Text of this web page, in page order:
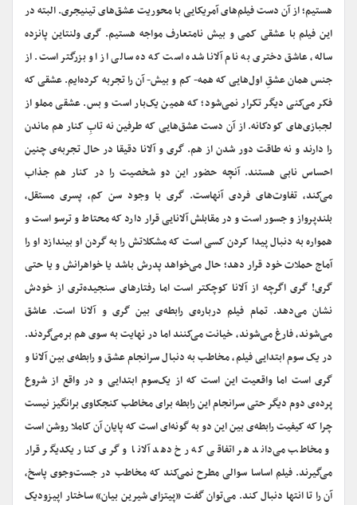
هستیم؛ از آن دست فیلم‌های آمریکایی با محوریت عشق‌های تینیجری. البته در
این فیلم با عشقی کمی و بیش نامتعارف مواجه هستیم. گری ولنتاین پانزده
ساله، عاشق دختری به نام آلانا شده است که ده سالی از او بزرگتر است. از
جنس همان عشقِ اول‌هایی که همه- کم و بیش- آن را تجربه کرده‌ایم. عشقی که
فکر می‌کنی دیگر تکرار نمی‌شود؛ که همین یک‌بار است و بس. عشقی مملو از
لجبازی‌های کودکانه. از آن دست عشق‌هایی که طرفین نه تابِ کنار هم ماندن
را دارند و نه طاقت دور شدن از هم. گری و آلانا دقیقا در حال تجربه‌ی چنین
احساس نابی هستند. آنچه حضور این دو شخصیت را در کنار هم جذاب
می‌کند، تفاوت‌های فردی آنهاست. گری با وجود سن کم، پسری مستقل،
بلندپرواز و جسور است و در مقابلش آلانایی قرار دارد که محتاط و ترسو است و
همواره به دنبال پیدا کردن کسی است که مشکلاتش را به گردن او بیندازد او را
آماج حملات خود قرار دهد؛ حال می‌خواهد پدرش باشد یا خواهرانش و یا حتی
گری! گری اگرچه از آلانا کوچکتر است اما رفتارهای سنجیده‌تری از خودش
نشان می‌دهد. تمام فیلم درباره‌ی رابطه‌ی بین گری و آلانا است. عاشق
می‌شوند، فارغ می‌شوند، خیانت می‌کنند اما در نهایت به سوی هم برمی‌گردند.
در یک سوم ابتدایی فیلم، مخاطب به دنبال سرانجام عشق و رابطه‌ی بین آلانا و
گری است اما واقعیت این است که از یک‌سوم ابتدایی و در واقع از شروع
پرده‌ی دوم دیگر حتی سرانجام این رابطه برای مخاطب کنجکاوی برانگیز نیست
چرا که کیفیت رابطه‌ی بین این دو به گونه‌ای است که پایان آن کاملا روشن است
و مخاطب می‌داند هر اتفاقی که رخ دهد آلانا و گری کنار یکدیگر قرار
می‌گیرند. فیلم اساسا سوالی مطرح نمی‌کند که مخاطب در جست‌وجوی پاسخ،
آن را تا انتها دنبال کند. می‌توان گفت «پیتزای شیرین بیان» ساختار اپیزودیک